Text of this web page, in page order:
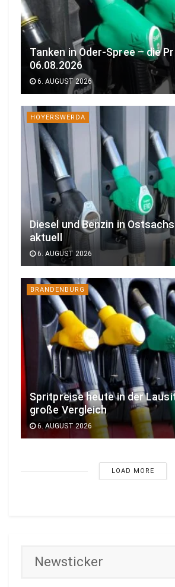
Tanken in Oder-Spree – die
06.08.2026
6. AUGUST 2026
HOYERSWERDA
Diesel und Benzin in
aktuell
6. AUGUST 2026
BRANDENBURG
Spritpreise heute in der
große Vergleich
6. AUGUST 2026
LOAD MORE
Newsticker